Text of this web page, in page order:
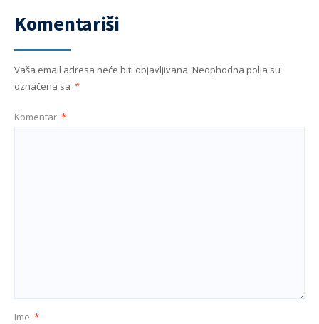
Komentariši
Vaša email adresa neće biti objavljivana. Neophodna polja su
označena sa *
Komentar *
Ime *